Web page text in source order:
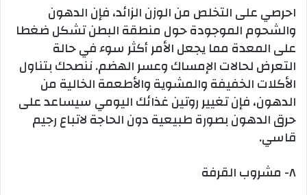
احرصي على التخلص من الوزن الزائد، فإن الدهون
والشحوم الموجودة حول منطقة البطن تشكل ضغطا
على المعدة مما يجعل الأمر أكثر سوء في حالة
التعرض لحالات الإمساك وعسر الهضم. ننصحك بتناول
الأكلات الخفيفة والمشوية والأطعمة الخالية من
الدهون، فإن تغيير روتين غذائك اليومي سيساعد على
حرق الدهون بصورة طبيعية دون الحاجة لاتباع رجيم
قاسي.
٨- مشروب القرفة